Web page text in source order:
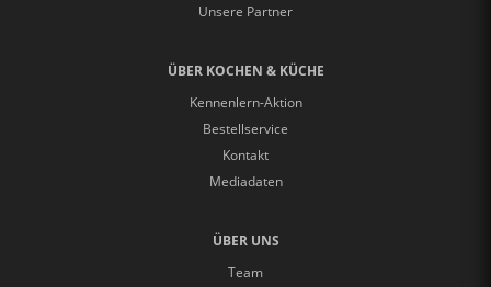
Unsere Partner
ÜBER KOCHEN & KÜCHE
Kennenlern-Aktion
Bestellservice
Kontakt
Mediadaten
ÜBER UNS
Team